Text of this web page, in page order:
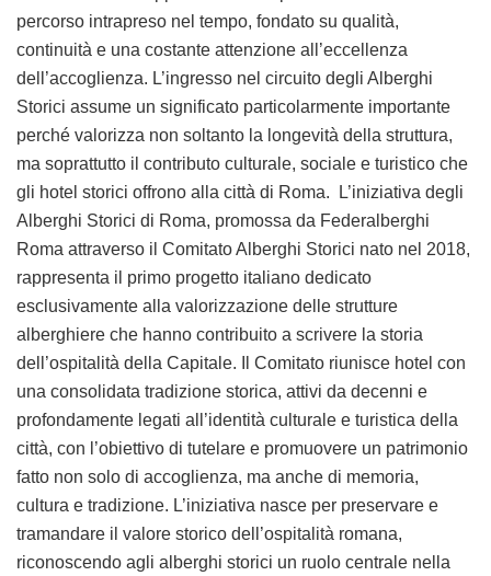
percorso intrapreso nel tempo, fondato su qualità,
continuità e una costante attenzione all’eccellenza
dell’accoglienza. L’ingresso nel circuito degli Alberghi
Storici assume un significato particolarmente importante
perché valorizza non soltanto la longevità della struttura,
ma soprattutto il contributo culturale, sociale e turistico che
gli hotel storici offrono alla città di Roma. L’iniziativa degli
Alberghi Storici di Roma, promossa da Federalberghi
Roma attraverso il Comitato Alberghi Storici nato nel 2018,
rappresenta il primo progetto italiano dedicato
esclusivamente alla valorizzazione delle strutture
alberghiere che hanno contribuito a scrivere la storia
dell’ospitalità della Capitale. Il Comitato riunisce hotel con
una consolidata tradizione storica, attivi da decenni e
profondamente legati all’identità culturale e turistica della
città, con l’obiettivo di tutelare e promuovere un patrimonio
fatto non solo di accoglienza, ma anche di memoria,
cultura e tradizione. L’iniziativa nasce per preservare e
tramandare il valore storico dell’ospitalità romana,
riconoscendo agli alberghi storici un ruolo centrale nella